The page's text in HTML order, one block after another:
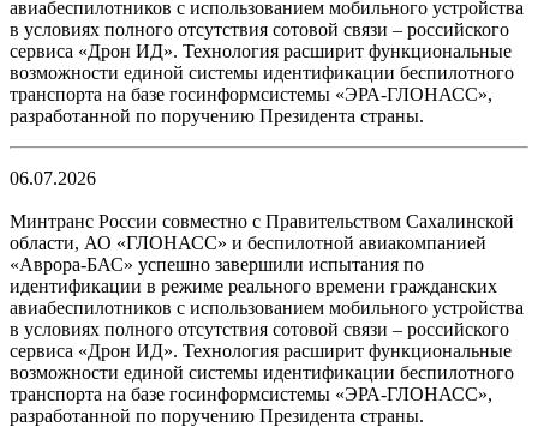
авиабеспилотников с использованием мобильного устройства
в условиях полного отсутствия сотовой связи – российского
сервиса «Дрон ИД». Технология расширит функциональные
возможности единой системы идентификации беспилотного
транспорта на базе госинформсистемы «ЭРА-ГЛОНАСС»,
разработанной по поручению Президента страны.
06.07.2026
Минтранс России совместно с Правительством Сахалинской
области, АО «ГЛОНАСС» и беспилотной авиакомпанией
«Аврора-БАС» успешно завершили испытания по
идентификации в режиме реального времени гражданских
авиабеспилотников с использованием мобильного устройства
в условиях полного отсутствия сотовой связи – российского
сервиса «Дрон ИД». Технология расширит функциональные
возможности единой системы идентификации беспилотного
транспорта на базе госинформсистемы «ЭРА-ГЛОНАСС»,
разработанной по поручению Президента страны.